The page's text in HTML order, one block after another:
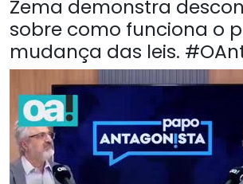
Zema demonstra
sobre como funciona o
mudança das leis.